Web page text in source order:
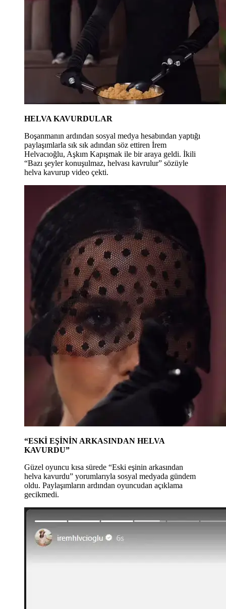
HELVA KAVURDULAR
Boşanmanın ardından sosyal medya hesabından yaptığı
paylaşımlarla sık sık adından söz ettiren İrem
Helvacıoğlu, Aşkım Kapışmak ile bir araya geldi. İkili
“Bazı şeyler konuşulmaz, helvası kavrulur” sözüyle
helva kavurup video çekti.
“ESKİ EŞİNİN ARKASINDAN HELVA
KAVURDU”
Güzel oyuncu kısa sürede “Eski eşinin arkasından
helva kavurdu” yorumlarıyla sosyal medyada gündem
oldu. Paylaşımların ardından oyuncudan açıklama
gecikmedi.